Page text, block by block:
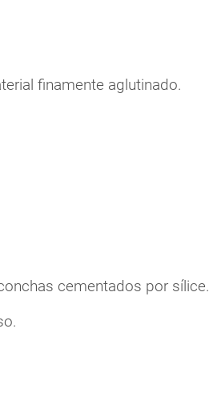
finamente aglutinado.
cementados por sílice.